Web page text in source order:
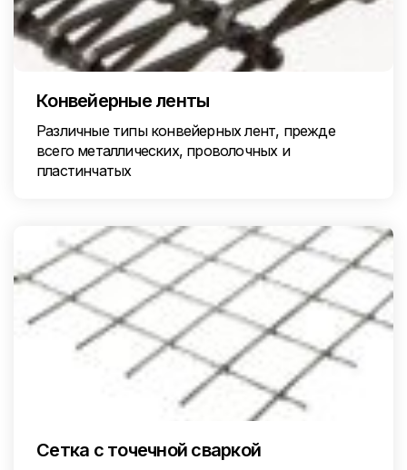
Конвейерные ленты
Различные типы конвейерных лент, прежде
всего металлических, проволочных и
пластинчатых
Сетка с точечной сваркой